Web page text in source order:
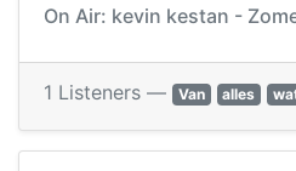
On Air: kevin kestan -
1 Listeners — Van alles